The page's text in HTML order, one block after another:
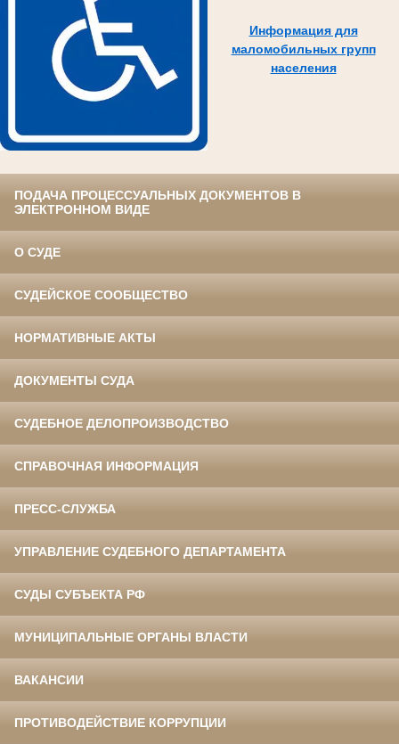
Информация для
маломобильных групп
населения
ПОДАЧА ПРОЦЕССУАЛЬНЫХ ДОКУМЕНТОВ В
ЭЛЕКТРОННОМ ВИДЕ
О СУДЕ
СУДЕЙСКОЕ СООБЩЕСТВО
НОРМАТИВНЫЕ АКТЫ
ДОКУМЕНТЫ СУДА
СУДЕБНОЕ ДЕЛОПРОИЗВОДСТВО
СПРАВОЧНАЯ ИНФОРМАЦИЯ
ПРЕСС-СЛУЖБА
УПРАВЛЕНИЕ СУДЕБНОГО ДЕПАРТАМЕНТА
СУДЫ СУБЪЕКТА РФ
МУНИЦИПАЛЬНЫЕ ОРГАНЫ ВЛАСТИ
ВАКАНСИИ
ПРОТИВОДЕЙСТВИЕ КОРРУПЦИИ